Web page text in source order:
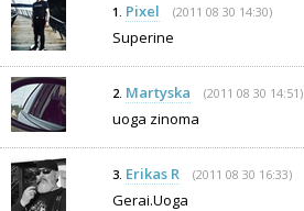
1. Pixel (2011 08 30 14:30)
Superine
2. Martyska (2011 08 30 14:51)
uoga zinoma
3. Erikas R (2011 08 30 16:33)
Gerai.Uoga